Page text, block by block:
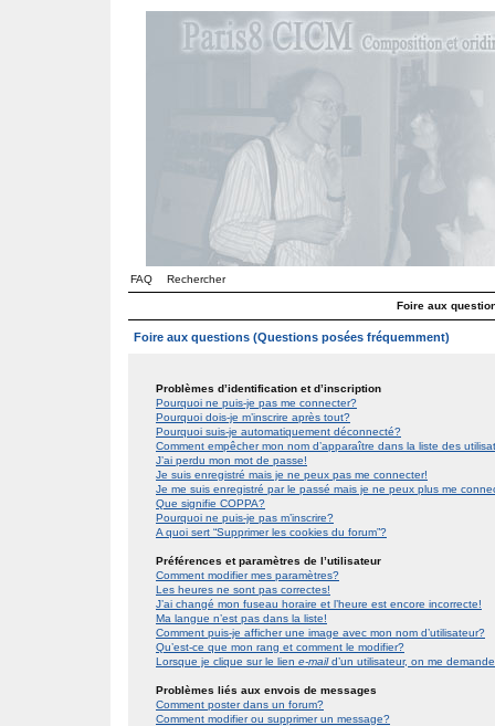
FAQ Rechercher
Foire aux
Foire aux questions (Questions posées fréquemment)
Problèmes d’identification et d’inscription
Pourquoi ne puis-je pas me connecter?
Pourquoi dois-je m’inscrire après tout?
Pourquoi suis-je automatiquement déconnecté?
Comment empêcher mon nom d’apparaître dans la liste des
J’ai perdu mon mot de passe!
Je suis enregistré mais je ne peux pas me connecter!
Je me suis enregistré par le passé mais je ne peux plus me
Que signifie COPPA?
Pourquoi ne puis-je pas m’inscrire?
A quoi sert “Supprimer les cookies du forum”?
Préférences et paramètres de l’utilisateur
Comment modifier mes paramètres?
Les heures ne sont pas correctes!
J’ai changé mon fuseau horaire et l’heure est encore incorrecte!
Ma langue n’est pas dans la liste!
Comment puis-je afficher une image avec mon nom d’utilisateur?
Qu’est-ce que mon rang et comment le modifier?
Lorsque je clique sur le lien e-maild’un utilisateur, on me
Problèmes liés aux envois de messages
Comment poster dans un forum?
Comment modifier ou supprimer un message?